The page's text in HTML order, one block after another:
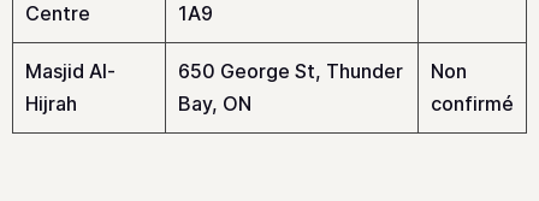
Centre
1A9
Masjid Al-
Hijrah
650 George St, Thunder
Bay, ON
Non
confirmé